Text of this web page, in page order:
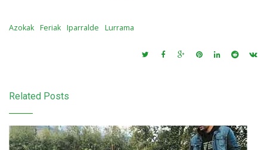
Azokak Feriak Iparralde Lurrama
Related Posts